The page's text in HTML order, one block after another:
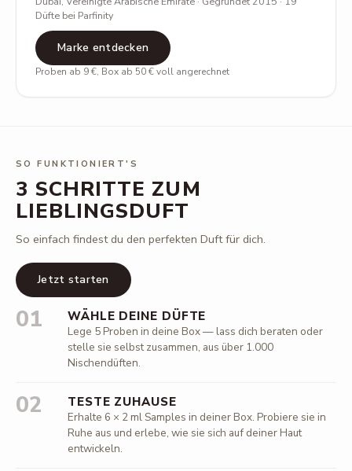
Düfte bei Parfinity
Marke entdecken
Proben ab 9 €, Box ab 50 € voll angerechnet
SO FUNKTIONIERT'S
3 SCHRITTE ZUM
LIEBLINGSDUFT
So einfach findest du den perfekten Duft für dich.
Jetzt starten
01 WÄHLE DEINE DÜFTE
Lege 5 Proben in deine Box — lass dich beraten oder
stelle sie selbst zusammen, aus über 1.000
Nischendüften.
02 TESTE ZUHAUSE
Erhalte 6 × 2 ml Samples in deiner Box. Probiere sie in
Ruhe aus und erlebe, wie sie sich auf deiner Haut
entwickeln.